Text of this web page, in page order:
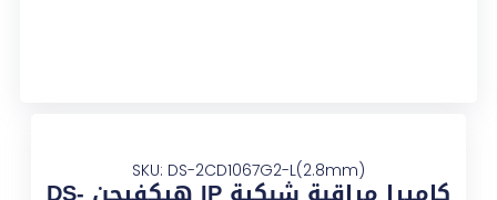
SKU: DS-2CD1067G2-L(2.8mm)